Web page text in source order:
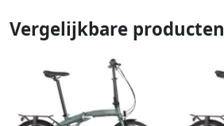
Vergelijkbare producten